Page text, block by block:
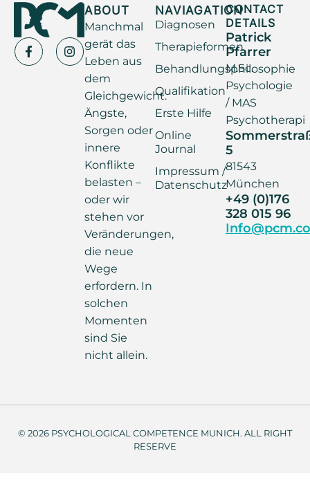
ABOUT
Manchmal
gerät das
Leben aus
dem
Gleichgewicht.
Ängste,
Sorgen oder
innere
Konflikte
belasten –
oder wir
stehen vor
Veränderungen,
die neue
Wege
erfordern. In
solchen
Momenten
sind Sie
nicht allein.
NAVIAGATION
Diagnosen
Therapieformen
Behandlungsphilosophie
Qualifikation
Erste Hilfe
Online
Journal
Impressum /
Datenschutz
CONTACT
DETAILS
Patrick
Pfarrer
M.Sc.
Psychologie
/ MAS
Psychotherapi
5
81543
München
+49 (0)176
328 015 96
© 2026 PSYCHOLOGICAL COMPETENCE MUNICH. ALL RIGHT
RESERVE